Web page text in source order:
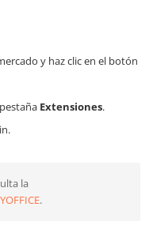
y haz clic en el botón
Extensiones.
la
.